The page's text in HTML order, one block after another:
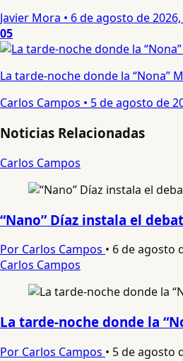
Javier Mora • 6 de agosto de
05
La tarde-noche donde la “Nona”
Carlos Campos • 5 de agosto de
Noticias Relacionadas
Carlos Campos
“Nano” Díaz instala el
Por Carlos Campos • 6 de agosto
Carlos Campos
La tarde-noche donde la
Por Carlos Campos • 5 de agosto